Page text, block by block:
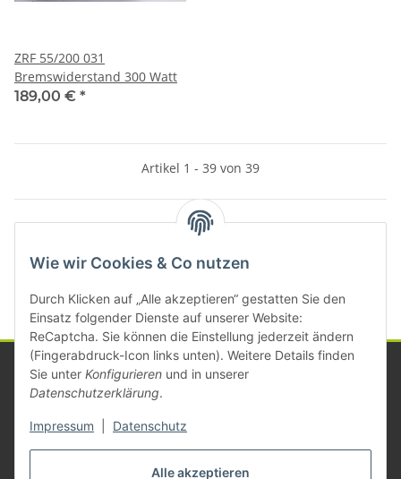
Alle akzeptieren
Wie wir Cookies & Co nutzen
Durch Klicken auf „Alle akzeptieren“ gestatten Sie den
Einsatz folgender Dienste auf unserer Website:
ReCaptcha. Sie können die Einstellung jederzeit ändern
(Fingerabdruck-Icon links unten). Weitere Details finden
Sie unter Konfigurieren und in unserer
Datenschutzerklärung.
Impressum Datenschutz
ZRF 55/200 031
Bremswiderstand 300 Watt
189,00 € *
Artikel 1 - 39 von 39
Kategorien
Gesetzliche Informationen